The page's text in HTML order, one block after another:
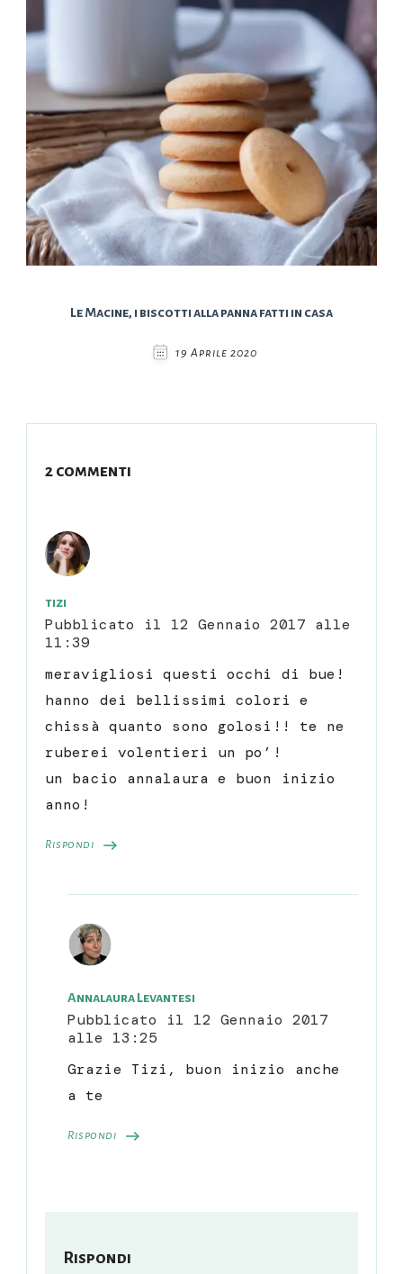
Le Macine, i biscotti alla panna fatti in casa
19 Aprile 2020
2 commenti
tizi
Pubblicato il 12 Gennaio 2017 alle
11:39
Rispondi
meravigliosi questi occhi di bue!
hanno dei bellissimi colori e
chissà quanto sono golosi!! te ne
ruberei volentieri un po’!
un bacio annalaura e buon inizio
anno!
Annalaura Levantesi
Pubblicato il 12 Gennaio 2017
alle 13:25
Rispondi
Grazie Tizi, buon inizio anche
a te
Rispondi